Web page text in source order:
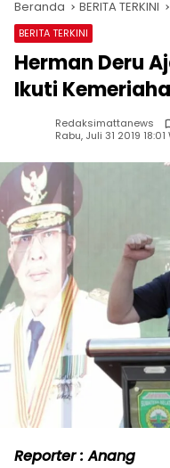
Beranda BERITA TERKINI
BERITA TERKINI
Herman Deru
Ikuti
Redaksimattanews
Rabu, Juli 31 2019 18:01
Reporter : Anang